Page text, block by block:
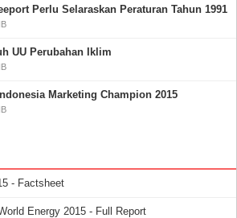
Perlu Selaraskan Peraturan Tahun 1991
UU Perubahan Iklim
Marketing Champion 2015
- Factsheet
Energy 2015 - Full Report